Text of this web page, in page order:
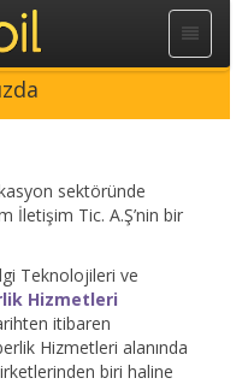
-
sektöründe
İletişim Tic. A.Ş’nin bir
Teknolojileri ve
Hizmetleri
itibaren
Hizmetleri alanında
biri haline